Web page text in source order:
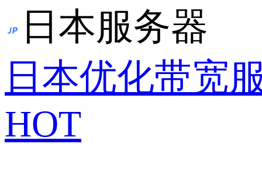
日本服务器
日本优化带宽
HOT